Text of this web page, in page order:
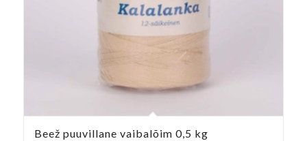
Beež puuvillane vaibalõim 0,5 kg